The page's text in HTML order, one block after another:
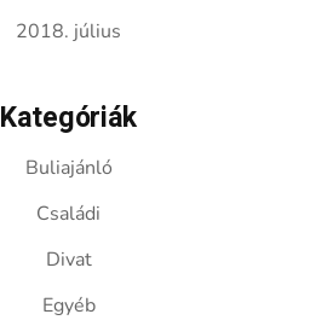
2018. július
Kategóriák
Buliajánló
Családi
Divat
Egyéb